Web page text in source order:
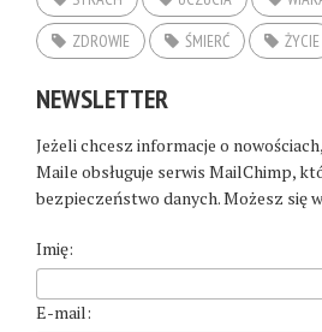
ZDROWIE
ŚMIERĆ ŻYCIE
NEWSLETTER
Jeżeli chcesz informacje o
Maile obsługuje serwis MailChimp,
bezpieczeństwo danych. Możesz się
Imię:
E-mail: